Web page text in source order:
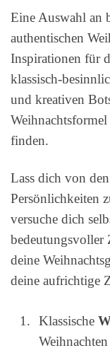
Eine Auswahl an
authentischen
Inspirationen für
klassisch-
und kreativen
finden.
Lass dich von
Persönlichkeiten
versuche dich
bedeutungsvoller
deine
deine aufrichtige
Klassische